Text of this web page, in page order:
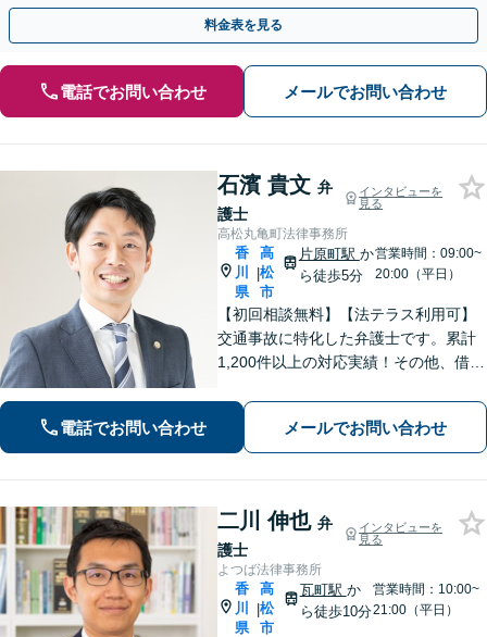
裁判官経験を活かした最適な戦略を立案」
料金表を見る
電話でお問い合わせ メールでお問い合わせ
石濱 貴文 弁
護士
インタビューを
見る
高松丸亀町法律事務所
香
川
県
|
高
松
市
片原町駅 か
ら徒歩5分
営業時間：09:00~
20:00（平日）
【初回相談無料】【法テラス利用可】
交通事故に特化した弁護士です。累計
1,200件以上の対応実績！その他、借金
題、インターネット問題など、幅広く
対応します【夜間・休日面談可】【完
全個室】【高松駅10分】
電話でお問い合わせ メールでお問い合わせ
二川 伸也 弁
護士
インタビューを
見る
よつば法律事務所
香
川
県
|
高
松
市
瓦町駅 か
ら徒歩10分
営業時間：10:00~
21:00（平日）